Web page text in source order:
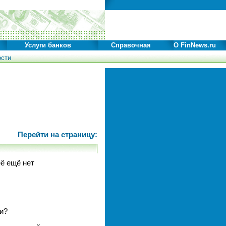
Услуги банков Справочная О FinNews.ru
Перейти на страницу:
ещё нет